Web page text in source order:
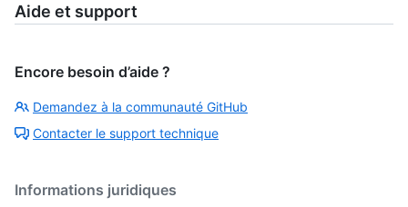
Aide et support
Encore besoin d’aide ?
Demandez à la communauté GitHub
Contacter le support technique
Informations juridiques